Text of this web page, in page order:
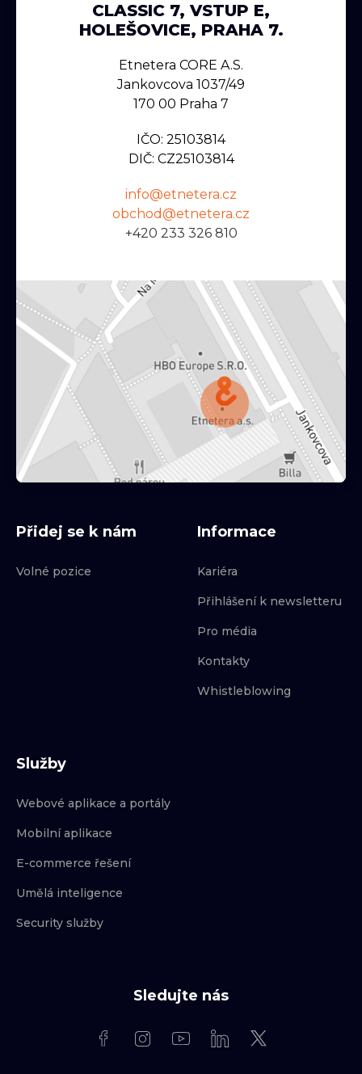
CLASSIC 7, VSTUP E,
HOLEŠOVICE, PRAHA 7.
Etnetera CORE A.s.
Jankovcova 1037/49
170 00 Praha 7
IČO: 25103814
DIČ: CZ25103814
info@etnetera.cz
obchod@etnetera.cz
+420 233 326 810
Služby
Webové aplikace a portály
Mobilní aplikace
E-commerce řešení
Umělá inteligence
Security služby
Přidej se k nám
Volné pozice
Informace
Kariéra
Přihlášení k newsletteru
Pro média
Kontakty
Whistleblowing
Sledujte nás